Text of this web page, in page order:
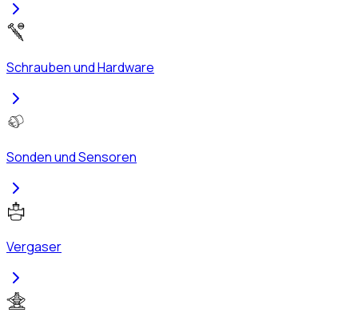
Schrauben und Hardware
Sonden und Sensoren
Vergaser